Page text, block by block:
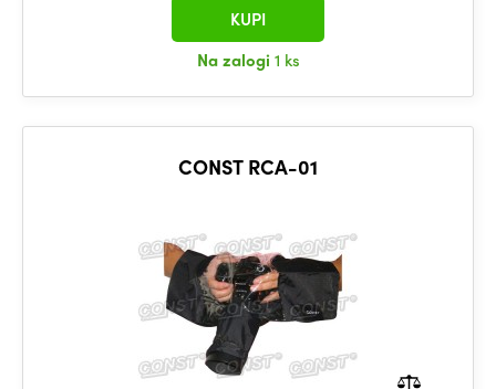
Na zalogi 1 ks
KUPI
CONST RCA-01